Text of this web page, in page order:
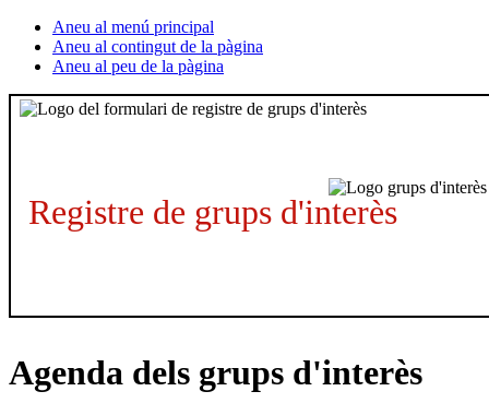
Aneu al menú principal
Aneu al contingut de la pàgina
Aneu al peu de la pàgina
Registre de grups d'interès
Agenda dels grups d'interès